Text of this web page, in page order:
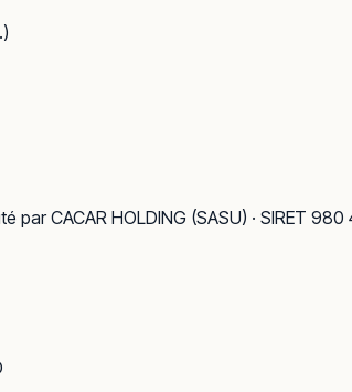
par CACAR HOLDING (SASU) · SIRET